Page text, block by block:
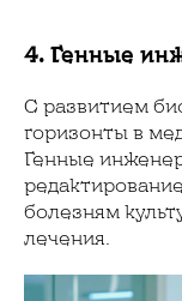
4. Генные
С развитием
горизонты в
Генные
болезням
лечения.